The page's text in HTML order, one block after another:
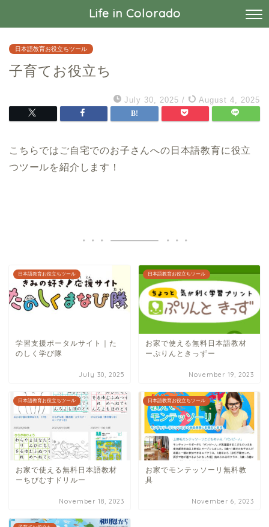
Life in Colorado
日本語教育お役立ちツール
子育てお役立ち
July 30, 2025 / August 4, 2025
こちらではご自宅でのお子さんへの日本語教育に役立
つツールを紹介します！
日本語教育お役立ちツール
学習支援ポータルサイト｜た
のしく学び隊
July 30, 2025
日本語教育お役立ちツール
お家で使える無料日本語教材
ーぷりんときっずー
November 19, 2023
日本語教育お役立ちツール
お家で使える無料日本語教材
ーちびむすドリルー
November 18, 2023
日本語教育お役立ちツール
お家でモンテッソーリ無料教
具
November 6, 2023